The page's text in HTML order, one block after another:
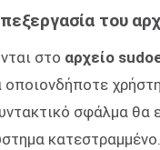
του
στο αρχείο
οποιονδήποτε
σφάλμα θα
κατεστραμμένο.